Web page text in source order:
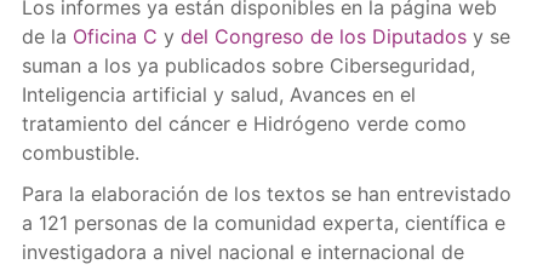
Los informes ya están disponibles en la página web
de la Oficina C y del Congreso de los Diputadosy se
suman a los ya publicados sobre Ciberseguridad,
Inteligencia artificial y salud, Avances en el
tratamiento del cáncer e Hidrógeno verde como
combustible.
Para la elaboración de los textos se han entrevistado
a 121 personas de la comunidad experta, científica e
investigadora a nivel nacional e internacional de